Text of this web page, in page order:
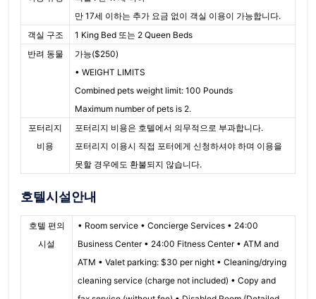
만 17세 이하는 추가 요금 없이 객실 이용이 가능합니다.
객실 구조
1 King Bed 또는 2 Queen Beds
반려 동물
가능($250)
• WEIGHT LIMITS
Combined pets weight limit: 100 Pounds
Maximum number of pets is 2.
포터리지
비용
포터리지 비용은 호텔에서 의무적으로 부과합니다.
포터리지 이용시 직접 포터에게 신청하셔야 하며 이용을
못할 경우에도 환불되지 않습니다.
호텔시설안내
호텔 편의
시설
• Room service • Concierge Services • 24:00
Business Center • 24:00 Fitness Center • ATM and
ATM • Valet parking: $30 per night • Cleaning/drying
cleaning service (charge not included) • Copy and